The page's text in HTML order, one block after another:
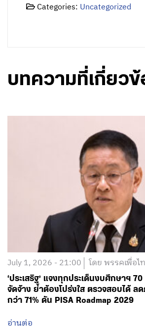
Categories: Uncategorized
บทความที่เกี่ยวข้
July 1, 2026 - 21:00 โดย พรรคเพื่อไ
‘ประเสริฐ’ แจงทุกประเด็นงบศึกษาฯ
จัดจ้าง ย้ำต้องโปร่งใส ตรวจสอบได้ ล
กว่า 71% ดัน PISA Roadmap 2029
อ่านต่อ